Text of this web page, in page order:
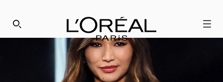
SEARCH THIS SITE